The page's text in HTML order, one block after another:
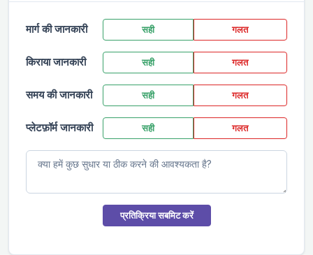
मार्ग की जानकारी सही गलत
किराया जानकारी सही गलत
समय की जानकारी सही गलत
प्लेटफ़ॉर्म जानकारी सही गलत
प्रतिक्रिया सबमिट करें